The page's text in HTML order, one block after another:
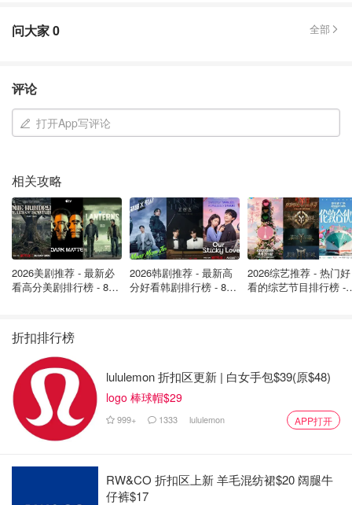
问大家0 全部
评论
打开App写评论
相关攻略
2026美剧推荐 - 最新必
看高分美剧排行榜 - 8月
2026韩剧推荐 - 最新高
分好看韩剧排行榜 - 8月
2026综艺推荐 - 热门好
看的综艺节目排行榜 -
折扣排行榜
lululemon 折扣区更新 | 白女手包$39(原$48)
logo 棒球帽$29
999+ 1333 lululemon APP打开
RW&CO 折扣区上新 羊毛混纺裙$20 阔腿牛
仔裤$17